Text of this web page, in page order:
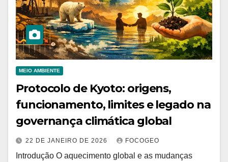
MEIO AMBIENTE
Protocolo de Kyoto: origens,
funcionamento, limites e legado na
governança climática global
22 DE JANEIRO DE 2026 FOCOGEO
Introdução O aquecimento global e as mudanças